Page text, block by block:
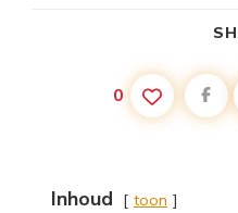
0
Inhoud toon